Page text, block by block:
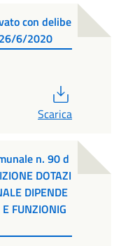
con delibe
6/2020
Scarica
n. 90 d
DOTAZI
DIPENDE
FUNZIONIG